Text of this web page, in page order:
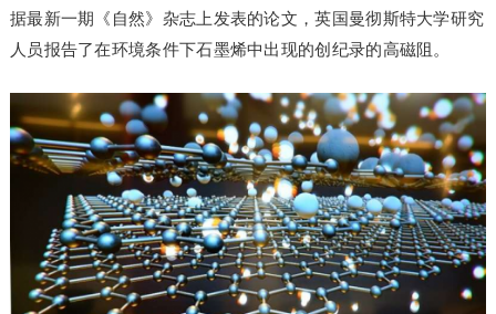
据最新一期《自然》杂志上发表的论文，英国曼彻斯特大学研究
人员报告了在环境条件下石墨烯中出现的创纪录的高磁阻。